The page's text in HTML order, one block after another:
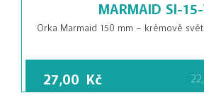
MARMAID SI-15-
Orka Marmaid 150 mm – krémově
27,00 Kč